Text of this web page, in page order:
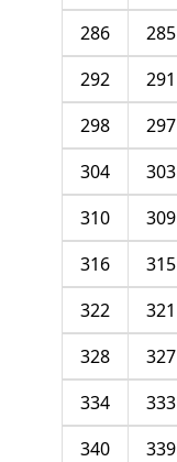
285
286
291
292
297
298
303
304
309
310
315
316
321
322
327
328
333
334
339
340